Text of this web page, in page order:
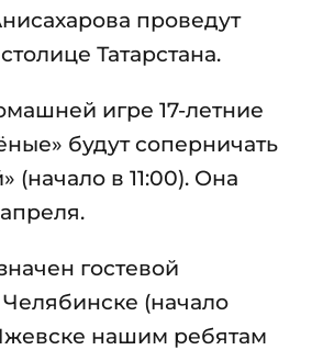
проведут
Татарстана.
игре 17-летние
будут соперничать
(начало в 11:00). Она
гостевой
(начало
нашим ребятам